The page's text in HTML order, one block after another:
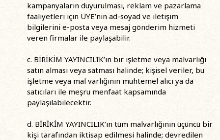
kampanyaların duyurulması, reklam ve pazarlama
faaliyetleri için ÜYE’nin ad-soyad ve iletişim
bilgilerini e-posta veya mesaj gönderim hizmeti
veren firmalar ile paylaşabilir.
c. BİRİKİM YAYINCILIK’ın bir işletme veya malvarlığı
satın alması veya satması halinde; kişisel veriler, bu
işletme veya mal varlığının muhtemel alıcı ya da
satıcıları ile meşru menfaat kapsamında
paylaşılabilecektir.
d. BİRİKİM YAYINCILIK’ın tüm malvarlığının üçüncü bir
kişi tarafından iktisap edilmesi halinde; devredilen